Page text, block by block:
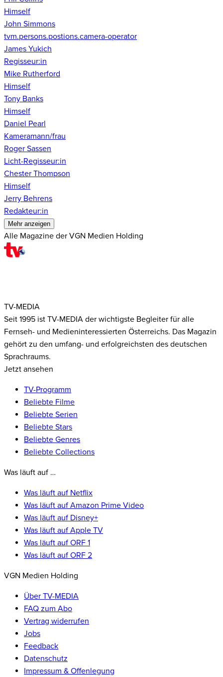
Himself
John Simmons
tvm.persons.postions.camera-operator
James Yukich
Regisseur:in
Mike Rutherford
Himself
Tony Banks
Himself
Daniel Pearl
Kameramann/frau
Roger Sassen
Licht-Regisseur:in
Chester Thompson
Himself
Jerry Behrens
Redakteur:in
Mehr anzeigen
Alle Magazine der VGN Medien Holding
TV-MEDIA
Seit 1995 ist TV-MEDIA der wichtigste Begleiter für alle
Fernseh- und Medieninteressierten Österreichs. Das Magazin
gehört zu den umfang- und erfolgreichsten des deutschen
Sprachraums.
Jetzt ansehen
TV-Programm
Beliebte Filme
Beliebte Serien
Beliebte Stars
Beliebte Genres
Beliebte Collections
Was läuft auf …
Was läuft auf Netflix
Was läuft auf Amazon Prime Video
Was läuft auf Disney+
Was läuft auf Apple TV
Was läuft auf ORF 1
Was läuft auf ORF 2
VGN Medien Holding
Über TV-MEDIA
FAQ zum Abo
Vertrag widerrufen
Jobs
Feedback
Datenschutz
Impressum & Offenlegung